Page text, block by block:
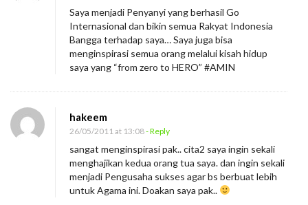
Saya menjadi Penyanyi yang berhasil Go
Internasional dan bikin semua Rakyat Indonesia
Bangga terhadap saya… Saya juga bisa
menginspirasi semua orang melalui kisah hidup
saya yang “from zero to HERO” #AMIN
hakeem
26/05/2011 at 13:08- Reply
sangat menginspirasi pak.. cita2 saya ingin sekali
menghajikan kedua orang tua saya. dan ingin sekali
menjadi Pengusaha sukses agar bs berbuat lebih
untuk Agama ini. Doakan saya pak..